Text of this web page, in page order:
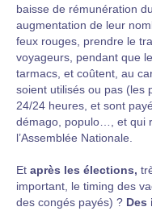
baisse de rémunération
augmentation de leur
feux rouges, prendre le
voyageurs, pendant que
tarmacs, et coûtent, au
soient utilisés ou pas (les
24/24 heures, et sont
démago, populo…, et qui
l’Assemblée Nationale.
Et après les élections,
important, le timing des
des congés payés) ? Des